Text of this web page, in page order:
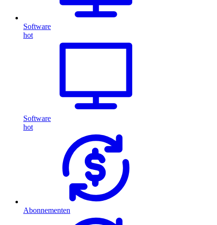
Software
hot
Software
hot
Abonnementen